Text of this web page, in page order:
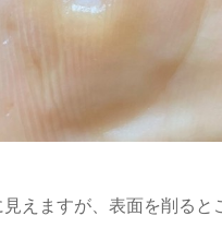
えますが、表面を削る